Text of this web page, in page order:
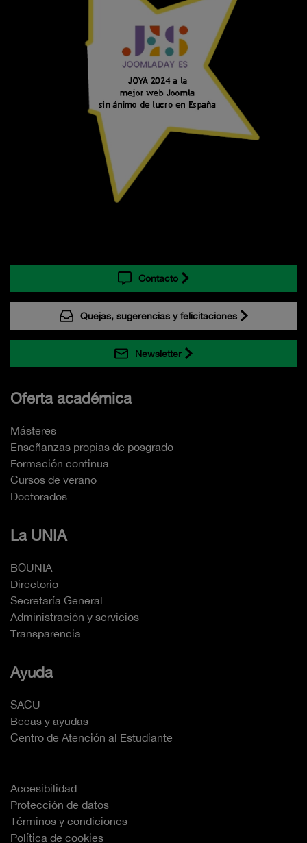
Contacto
Quejas, sugerencias y felicitaciones
Newsletter
Oferta académica
Másteres
Enseñanzas propias de posgrado
Formación continua
Cursos de verano
Doctorados
La UNIA
BOUNIA
Directorio
Secretaría General
Administración y servicios
Transparencia
Ayuda
SACU
Becas y ayudas
Centro de Atención al Estudiante
Accesibilidad
Protección de datos
Términos y condiciones
Política de cookies